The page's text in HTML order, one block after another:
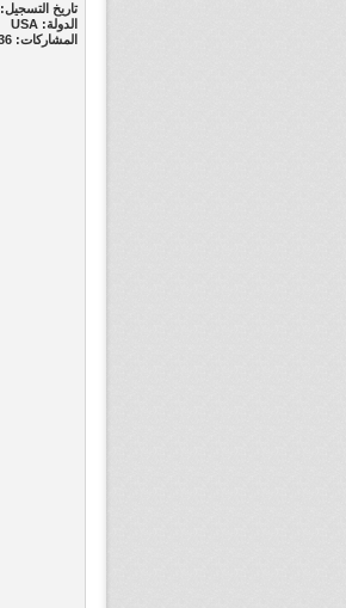
تاريخ التسجيل: Jul 2014
الدولة: USA
المشاركات: 5,636